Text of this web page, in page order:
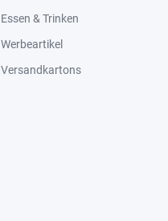
Essen & Trinken
Werbeartikel
Versandkartons